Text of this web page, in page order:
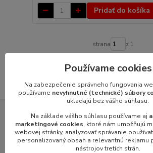
Pridať do košíka
strana z 1
SERVIS GASTROZARIADENÍ
Používame cookies
Na zabezpečenie správneho fungovania
používame nevyhnutné (technické) súbory
ukladajú bez vášho súhlasu.
Na základe vášho súhlasu používame aj
marketingové cookies, ktoré nám umožňujú
webovej stránky, analyzovať správanie
personalizovaný obsah a relevantnú reklamu
nástrojov tretích strán.